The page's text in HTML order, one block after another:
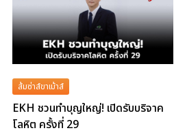
ส้มซ่าส์ขาเม้าส์
EKH ชวนทำบุญใหญ่! เปิดรับบริจาค
โลหิต ครั้งที่ 29